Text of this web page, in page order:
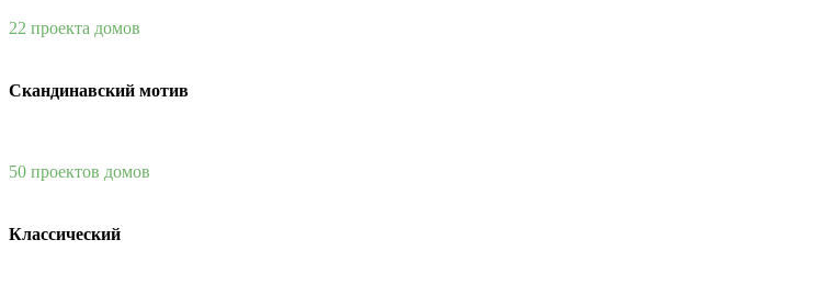
22 проекта домов
Скандинавский мотив
50 проектов домов
Классический